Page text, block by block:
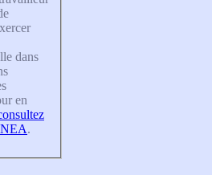
dans
en
.